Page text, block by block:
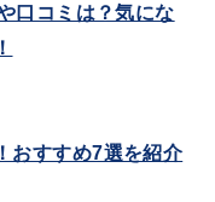
口コミは？気にな
おすすめ7選を紹介